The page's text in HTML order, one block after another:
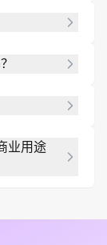
。
，而无需重
替代尺
业用途